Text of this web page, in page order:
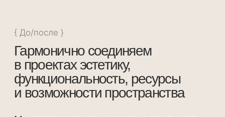
В мастер-спальне организованы удобные
проходы в гардеробную и собственный
санузел через сдвижные двери. Это
решение обеспечивает комфорт и
{ Детали }